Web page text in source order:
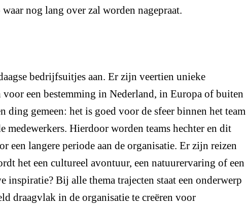
nog lang over zal worden nagepraat.
bedrijfsuitjes aan. Er zijn veertien unieke
voor een bestemming in Nederland, in Europa of buiten
ding gemeen: het is goed voor de sfeer binnen het team
medewerkers. Hierdoor worden teams hechter en dit
een langere periode aan de organisatie. Er zijn reizen
het een cultureel avontuur, een natuurervaring of een
inspiratie? Bij alle thema trajecten staat een onderwerp
draagvlak in de organisatie te creëren voor